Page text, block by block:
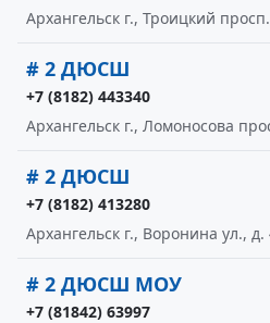
Архангельск г., Троицкий
# 2 ДЮСШ
+7 (8182) 443340
Архангельск г., Ломоносова
# 2 ДЮСШ
+7 (8182) 413280
Архангельск г., Воронина ул., д.
# 2 ДЮСШ МОУ
+7 (81842) 63997